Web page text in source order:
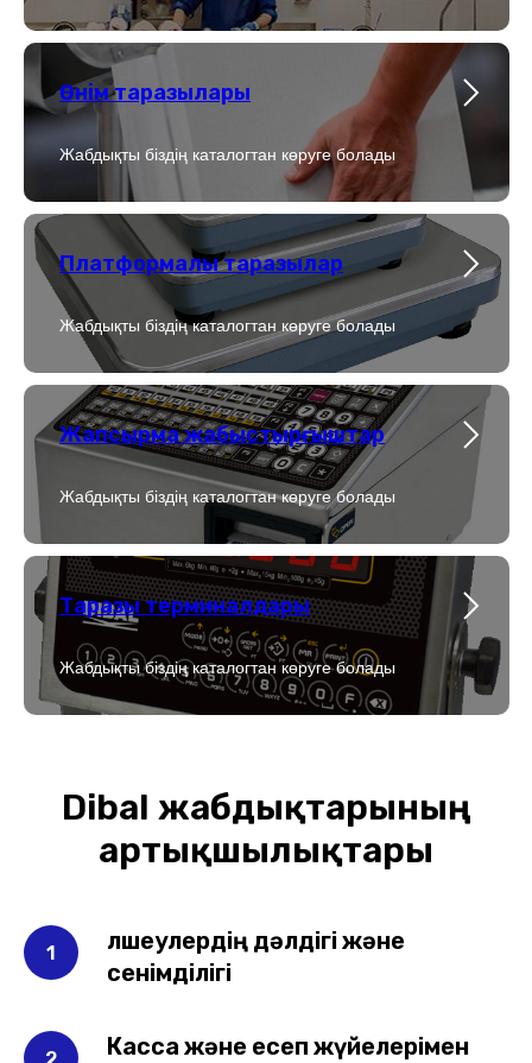
Өнім таразылары
Жабдықты біздің каталогтан көруге болады
Платформалы таразылар
Жабдықты біздің каталогтан көруге болады
Жапсырма жабыстырғыштар
Жабдықты біздің каталогтан көруге болады
Таразы терминалдары
Жабдықты біздің каталогтан көруге болады
Dibal жабдықтарының
артықшылықтары
Өлшеулердің дәлдігі және
сенімділігі
Касса және есеп жүйелерімен